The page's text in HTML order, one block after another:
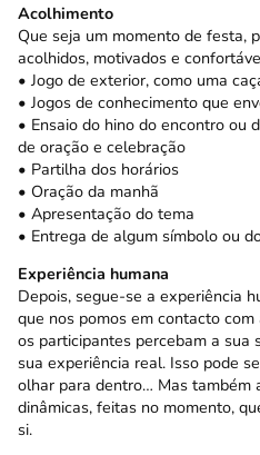
Acolhimento
Que seja um momento de festa,
acolhidos, motivados e
• Jogo de exterior, como uma
• Jogos de conhecimento que
• Ensaio do hino do encontro ou
de oração e celebração
• Partilha dos horários
• Oração da manhã
• Apresentação do tema
• Entrega de algum símbolo ou
Experiência humana
Depois, segue-se a experiência
que nos pomos em contacto
os participantes percebam a sua
sua experiência real. Isso pode
olhar para dentro… Mas também
dinâmicas, feitas no momento,
si.